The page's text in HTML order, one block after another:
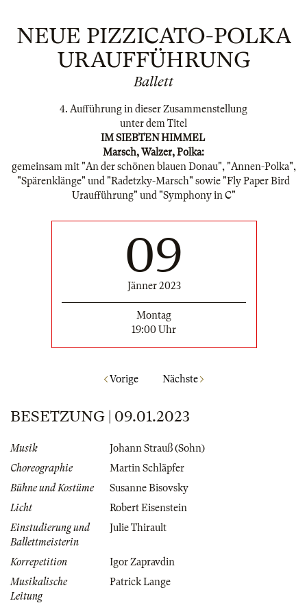
NEUE PIZZICATO-POLKA
URAUFFÜHRUNG
Ballett
4. Aufführung in dieser Zusammenstellung
unter dem Titel
IM SIEBTEN HIMMEL
Marsch, Walzer, Polka:
gemeinsam mit "An der schönen blauen Donau", "Annen-Polka",
"Spärenklänge" und "Radetzky-Marsch" sowie "Fly Paper Bird
Uraufführung" und "Symphony in C"
09
Jänner 2023
Montag
19:00 Uhr
Vorige Nächste
BESETZUNG | 09.01.2023
Musik
Johann Strauß (Sohn)
Choreographie
Martin Schläpfer
Bühne und Kostüme
Susanne Bisovsky
Licht
Robert Eisenstein
Einstudierung und
Ballettmeisterin
Julie Thirault
Korrepetition
Igor Zapravdin
Musikalische
Leitung
Patrick Lange